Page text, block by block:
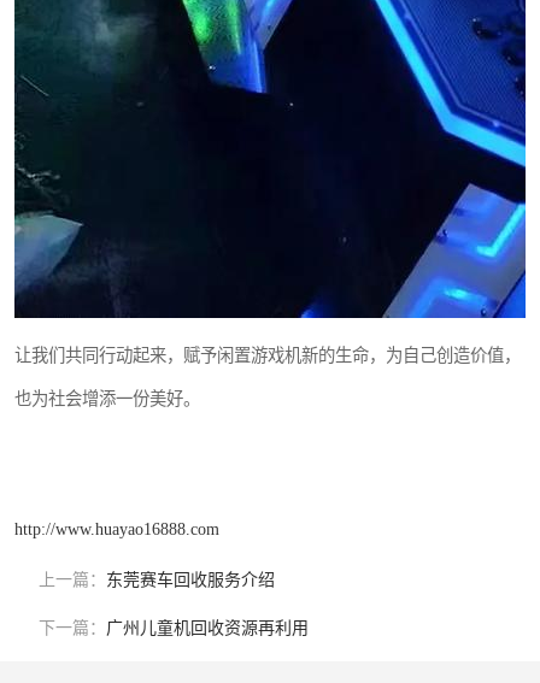
让我们共同行动起来，赋予闲置游戏机新的生命，为自己创造价值，
也为社会增添一份美好。
http://www.huayao16888.com
上一篇： 东莞赛车回收服务介绍
下一篇： 广州儿童机回收资源再利用